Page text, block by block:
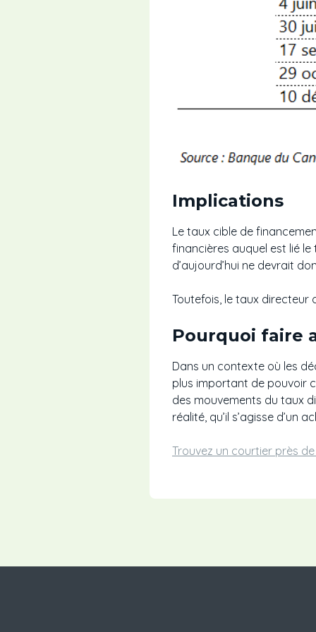
Implications
Le taux cible de
financières auquel est lié
d’aujourd’hui ne devrait
Toutefois, le taux directeur
Pourquoi faire
Dans un contexte où les
plus important de pouvoir
des mouvements du taux
réalité, qu’il s’agisse d’un
Trouvez un courtier près